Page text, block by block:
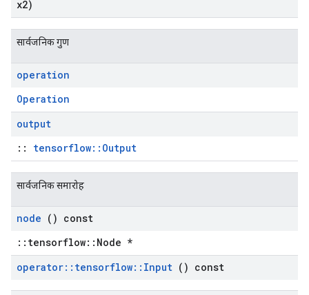
x2)
सार्वजनिक गुण
operation
Operation
output
:: tensorflow::Output
सार्वजनिक समारोह
node () const
::tensorflow::Node *
operator:: tensorflow:: Input () const